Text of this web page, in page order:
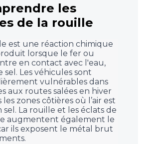
les
de la rouille
est une réaction chimique
lorsque le fer ou
en contact avec l'eau,
sel. Les véhicules sont
vulnérables dans
aux routes salées en hiver
les zones côtières où l’air est
sel. La rouille et les éclats de
augmentent également le
ils exposent le métal brut